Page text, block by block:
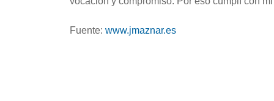
Fuente: www.jmaznar.es